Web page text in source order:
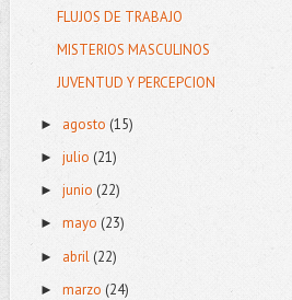
FLUJOS DE TRABAJO
MISTERIOS MASCULINOS
JUVENTUD Y PERCEPCION
► agosto (15)
► julio (21)
► junio (22)
► mayo (23)
► abril(22)
► marzo (24)